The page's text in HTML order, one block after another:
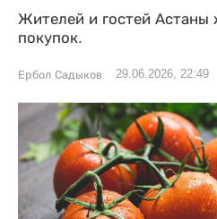
Жителей и гостей Астаны
покупок.
Ербол Садыков 29.06.2026, 22:49